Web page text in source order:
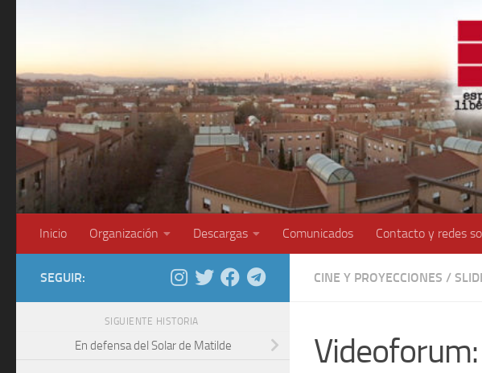
Inicio Organización Descargas Comunicados Contacto y redes
CINE Y PROYECCIONES /
SEGUIR:
SIGUIENTE HISTORIA
En defensa del Solar de Matilde